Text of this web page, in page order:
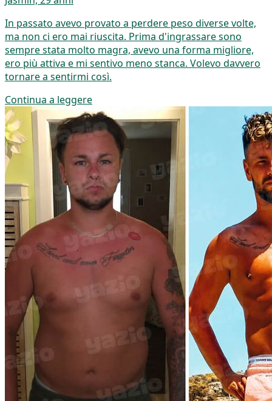
In passato avevo provato a perdere peso diverse volte,
ma non ci ero mai riuscita. Prima d'ingrassare sono
sempre stata molto magra, avevo una forma migliore,
ero più attiva e mi sentivo meno stanca. Volevo davvero
tornare a sentirmi così.
Continua a leggere